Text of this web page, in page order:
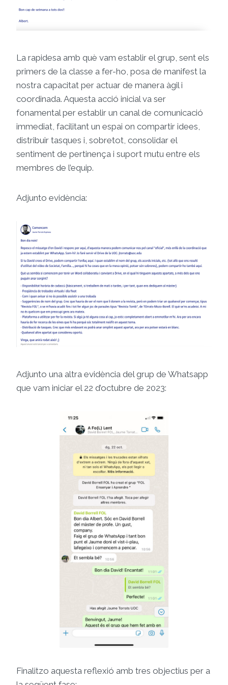
La rapidesa amb què vam establir el grup, sent els
primers de la classe a fer-ho, posa de manifest la
nostra capacitat per actuar de manera àgil i
coordinada. Aquesta acció inicial va ser
fonamental per establir un canal de comunicació
immediat, facilitant un espai on compartir idees,
distribuir tasques i, sobretot, consolidar el
sentiment de pertinença i suport mutu entre els
membres de l’equip.
Adjunto evidència:
Adjunto una altra evidència del grup de Whatsapp
que vam iniciar el 22 d’octubre de 2023:
Finalitzo aquesta reflexió amb tres objectius per a